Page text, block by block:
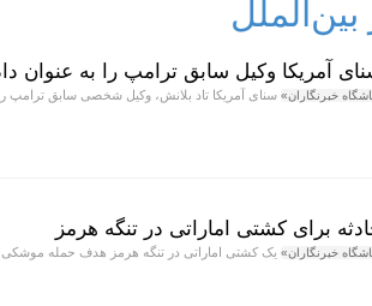
بین‌الملل
آمریکا وکیل سابق ترامپ را به عنوان
خبرنگاران» سنای آمریکا تاد بلانش، وکیل شخصی سابق ترامپ را
برای کشتی اماراتی در تنگه هرمز
خبرنگاران» یک کشتی اماراتی در تنگه هرمز هدف حمله موشکی